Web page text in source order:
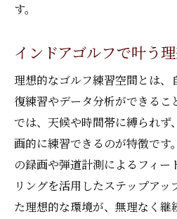
す。
インドアゴルフで叶う
理想的なゴルフ練習空間とは、
復練習やデータ分析ができるこ
では、天候や時間帯に縛られず
画的に練習できるのが特徴です
の録画や弾道計測によるフィー
リングを活用したステップア
た理想的な環境が、無理なく継